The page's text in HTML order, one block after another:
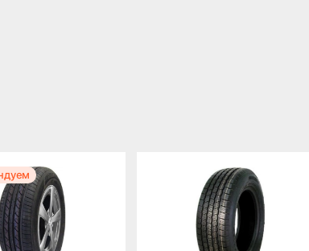
Перешиповка зимней резины